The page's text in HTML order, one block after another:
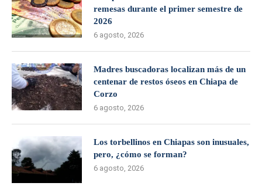
remesas durante el primer semestre de
2026
6 agosto, 2026
Madres buscadoras localizan más de un
centenar de restos óseos en Chiapa de
Corzo
6 agosto, 2026
Los torbellinos en Chiapas son inusuales,
pero, ¿cómo se forman?
6 agosto, 2026